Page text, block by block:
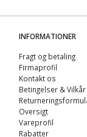
INFORMATIONER
Fragt og betaling
Firmaprofil
Kontakt os
Betingelser & Vilkår
Oversigt
Vareprofil
Rabatter